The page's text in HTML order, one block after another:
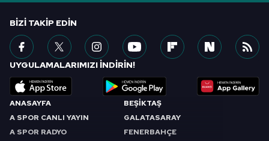
ANASAYFA
A SPOR CANLI YAYIN
A SPOR RADYO
BEŞİKTAŞ
GALATASARAY
FENERBAHÇE
BIZI TAKIP EDIN
UYGULAMALARIMIZI İNDİRİN!